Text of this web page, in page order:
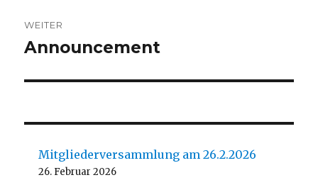
WEITER
Nächster
Announcement
Mitgliederversammlung am 26.2.2026
26. Februar 2026